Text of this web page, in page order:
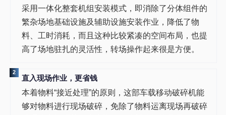
采用一体化整套机组安装模式，即消除了分体组件的
繁杂场地基础设施及辅助设施安装作业，降低了物
料、工时消耗，而且这种比较紧凑的空间布局，也提
高了场地驻扎的灵活性，转场操作起来很是方便。
2
直入现场作业，更省钱
本着物料“接近处理”的原则，这部车载移动破碎机能
够对物料进行现场破碎，免除了物料运离现场再破碎